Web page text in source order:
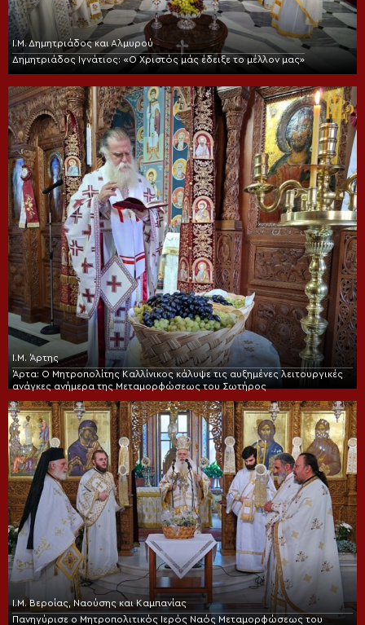
Ι.Μ. Δημητριάδος και Αλμυρού
Δημητριάδος Ιγνάτιος: «Ο Χριστός μάς έδειξε το μέλλον μας»
Ι.Μ. Άρτης
Άρτα: Ο Μητροπολίτης Καλλίνικος κάλυψε τις αυξημένες λειτουργικές
ανάγκες ανήμερα της Μεταμορφώσεως του Σωτήρος
Ι.Μ. Βεροίας, Ναούσης και Καμπανίας
Πανηγύρισε ο Μητροπολιτικός Ιερός Ναός Μεταμορφώσεως του